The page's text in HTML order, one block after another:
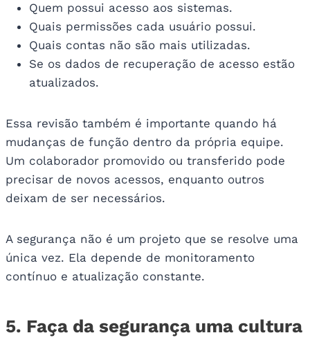
Quem possui acesso aos sistemas.
Quais permissões cada usuário possui.
Quais contas não são mais utilizadas.
Se os dados de recuperação de acesso estão
atualizados.
Essa revisão também é importante quando há
mudanças de função dentro da própria equipe.
Um colaborador promovido ou transferido pode
precisar de novos acessos, enquanto outros
deixam de ser necessários.
A segurança não é um projeto que se resolve uma
única vez. Ela depende de monitoramento
contínuo e atualização constante.
5. Faça da segurança uma cultura